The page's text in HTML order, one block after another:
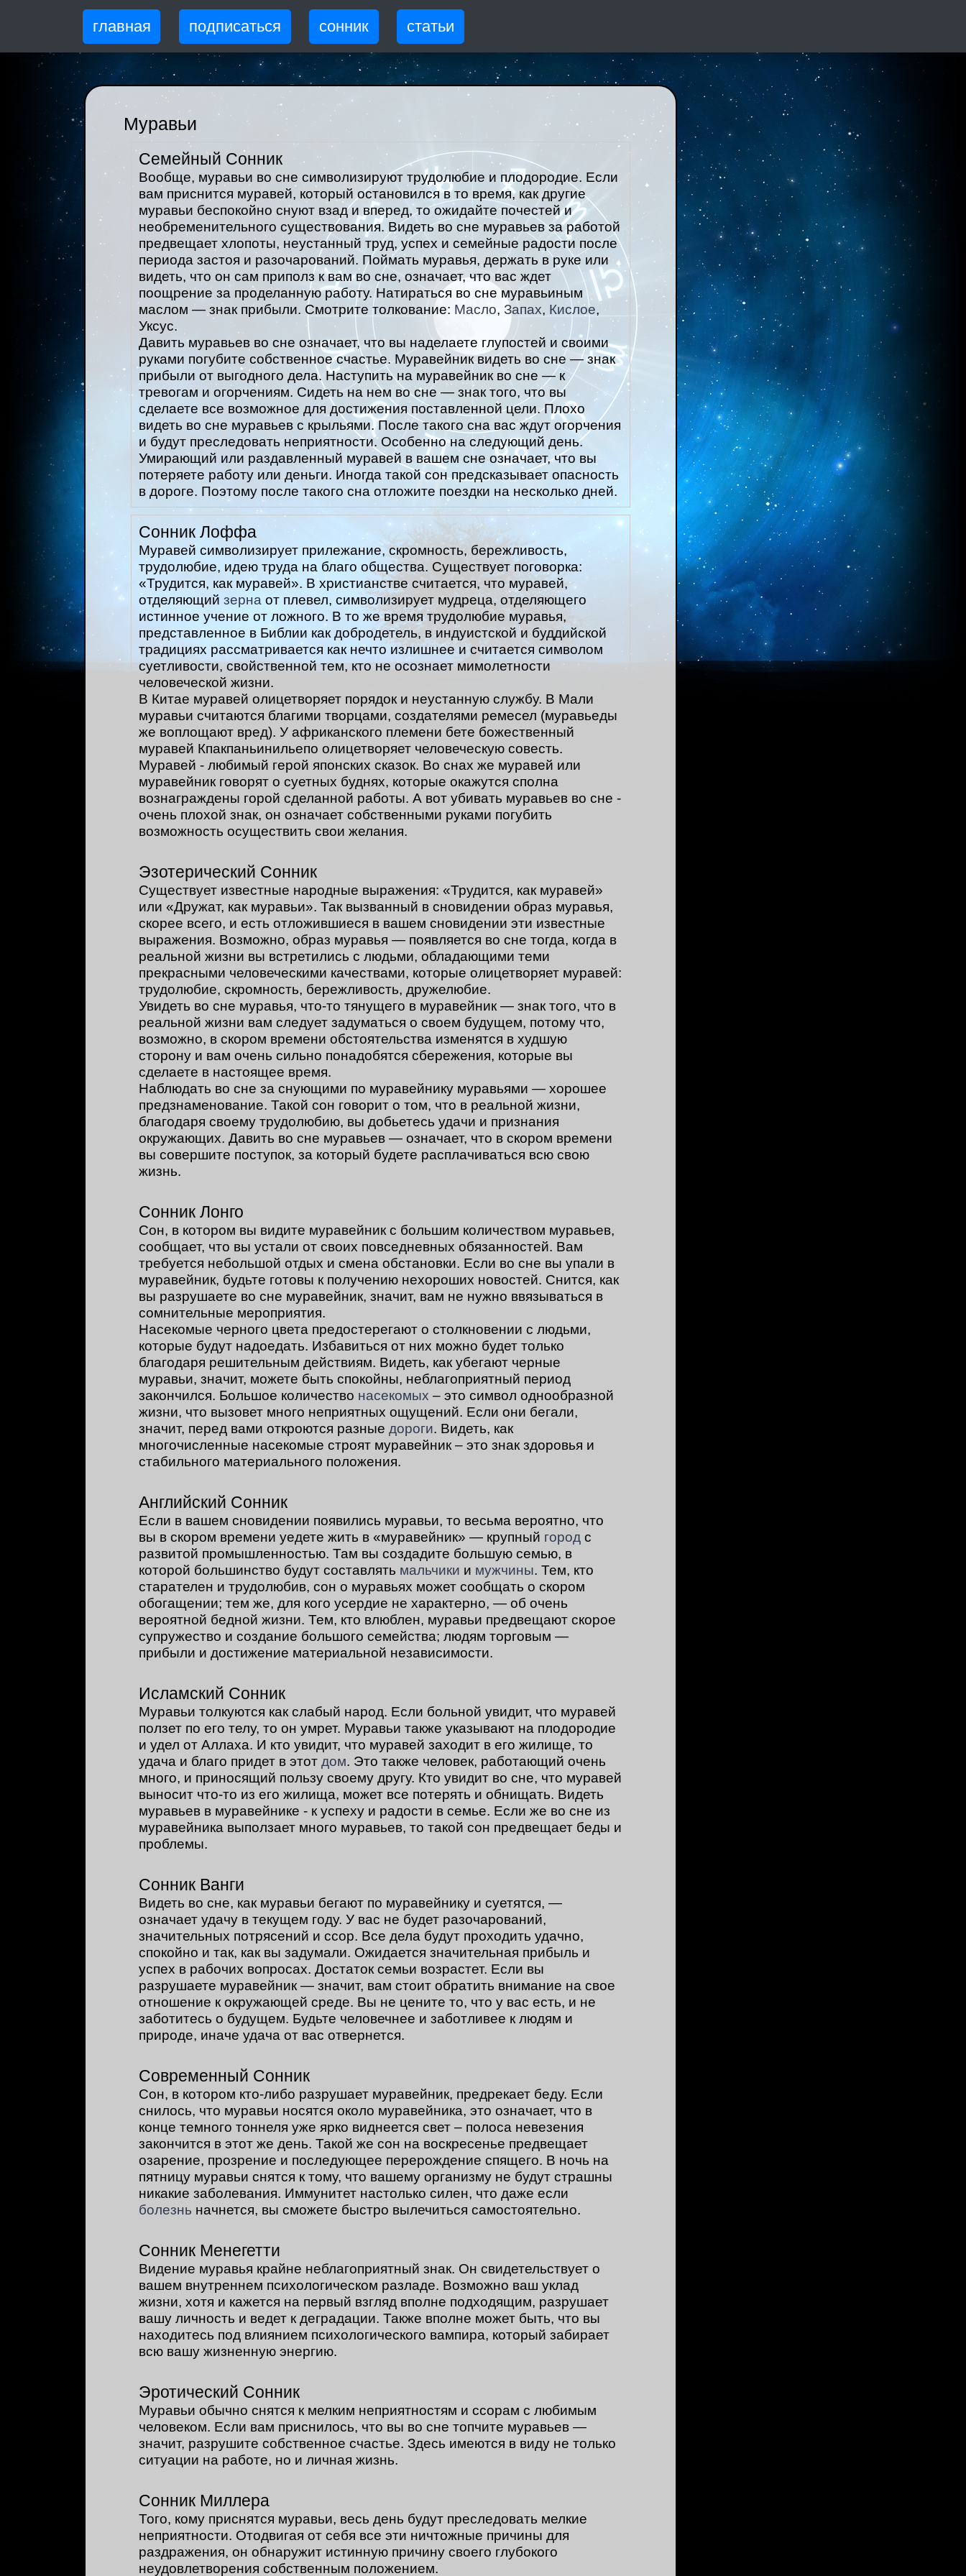
главная подписаться сонник статьи
Муравьи
Семейный Сонник
Вообще, муравьи во сне символизируют трудолюбие и плодородие. Если
вам приснится муравей, который остановился в то время, как другие
муравьи беспокойно снуют взад и вперед, то ожидайте почестей и
необременительного существования. Видеть во сне муравьев за работой
предвещает хлопоты, неустанный труд, успех и семейные радости после
периода застоя и разочарований. Поймать муравья, держать в руке или
видеть, что он сам приполз к вам во сне, означает, что вас ждет
поощрение за проделанную работу. Натираться во сне муравьиным
маслом — знак прибыли. Смотрите толкование: Масло,Запах, Кислое,
Уксус.
Давить муравьев во сне означает, что вы наделаете глупостей и своими
руками погубите собственное счастье. Муравейник видеть во сне — знак
прибыли от выгодного дела. Наступить на муравейник во сне — к
тревогам и огорчениям. Сидеть на нем во сне — знак того, что вы
сделаете все возможное для достижения поставленной цели. Плохо
видеть во сне муравьев с крыльями. После такого сна вас ждут огорчения
и будут преследовать неприятности. Особенно на следующий день.
Умирающий или раздавленный муравей в вашем сне означает, что вы
потеряете работу или деньги. Иногда такой сон предсказывает опасность
в дороге. Поэтому после такого сна отложите поездки на несколько дней.
Сонник Лоффа
Муравей символизирует прилежание, скромность, бережливость,
трудолюбие, идею труда на благо общества. Существует поговорка:
«Трудится, как муравей». В христианстве считается, что муравей,
отделяющийзерна от плевел, символизирует мудреца, отделяющего
истинное учение от ложного. В то же время трудолюбие муравья,
представленное в Библии как добродетель, в индуистской и буддийской
традициях рассматривается как нечто излишнее и считается символом
суетливости, свойственной тем, кто не осознает мимолетности
человеческой жизни.
В Китае муравей олицетворяет порядок и неустанную службу. В Мали
муравьи считаются благими творцами, создателями ремесел (муравьеды
же воплощают вред). У африканского племени бете божественный
муравей Кпакпаньинильепо олицетворяет человеческую совесть.
Муравей - любимый герой японских сказок. Во снах же муравей или
муравейник говорят о суетных буднях, которые окажутся сполна
вознаграждены горой сделанной работы. А вот убивать муравьев во сне -
очень плохой знак, он означает собственными руками погубить
возможность осуществить свои желания.
Эзотерический Сонник
Существует известные народные выражения: «Трудится, как муравей»
или «Дружат, как муравьи». Так вызванный в сновидении образ муравья,
скорее всего, и есть отложившиеся в вашем сновидении эти известные
выражения. Возможно, образ муравья — появляется во сне тогда, когда в
реальной жизни вы встретились с людьми, обладающими теми
прекрасными человеческими качествами, которые олицетворяет муравей:
трудолюбие, скромность, бережливость, дружелюбие.
Увидеть во сне муравья, что-то тянущего в муравейник — знак того, что в
реальной жизни вам следует задуматься о своем будущем, потому что,
возможно, в скором времени обстоятельства изменятся в худшую
сторону и вам очень сильно понадобятся сбережения, которые вы
сделаете в настоящее время.
Наблюдать во сне за снующими по муравейнику муравьями — хорошее
предзнаменование. Такой сон говорит о том, что в реальной жизни,
благодаря своему трудолюбию, вы добьетесь удачи и признания
окружающих. Давить во сне муравьев — означает, что в скором времени
вы совершите поступок, за который будете расплачиваться всю свою
жизнь.
Сонник Лонго
Сон, в котором вы видите муравейник с большим количеством муравьев,
сообщает, что вы устали от своих повседневных обязанностей. Вам
требуется небольшой отдых и смена обстановки. Если во сне вы упали в
муравейник, будьте готовы к получению нехороших новостей. Снится, как
вы разрушаете во сне муравейник, значит, вам не нужно ввязываться в
сомнительные мероприятия.
Насекомые черного цвета предостерегают о столкновении с людьми,
которые будут надоедать. Избавиться от них можно будет только
благодаря решительным действиям. Видеть, как убегают черные
муравьи, значит, можете быть спокойны, неблагоприятный период
закончился. Большое количество насекомых – это символ однообразной
жизни, что вызовет много неприятных ощущений. Если они бегали,
значит, перед вами откроются разныедороги. Видеть, как
многочисленные насекомые строят муравейник – это знак здоровья и
стабильного материального положения.
Английский Сонник
Если в вашем сновидении появились муравьи, то весьма вероятно, что
вы в скором времени уедете жить в «муравейник» — крупный город с
развитой промышленностью. Там вы создадите большую семью, в
которой большинство будут составлять мальчики и мужчины. Тем, кто
старателен и трудолюбив, сон о муравьях может сообщать о скором
обогащении; тем же, для кого усердие не характерно, — об очень
вероятной бедной жизни. Тем, кто влюблен, муравьи предвещают скорое
супружество и создание большого семейства; людям торговым —
прибыли и достижение материальной независимости.
Исламский Сонник
Муравьи толкуются как слабый народ. Если больной увидит, что муравей
ползет по его телу, то он умрет. Муравьи также указывают на плодородие
и удел от Аллаха. И кто увидит, что муравей заходит в его жилище, то
удача и благо придет в этотдом. Это также человек, работающий очень
много, и приносящий пользу своему другу. Кто увидит во сне, что муравей
выносит что-то из его жилища, может все потерять и обнищать. Видеть
муравьев в муравейнике - к успеху и радости в семье. Если же во сне из
муравейника выползает много муравьев, то такой сон предвещает беды и
проблемы.
Сонник Ванги
Видеть во сне, как муравьи бегают по муравейнику и суетятся, —
означает удачу в текущем году. У вас не будет разочарований,
значительных потрясений и ссор. Все дела будут проходить удачно,
спокойно и так, как вы задумали. Ожидается значительная прибыль и
успех в рабочих вопросах. Достаток семьи возрастет. Если вы
разрушаете муравейник — значит, вам стоит обратить внимание на свое
отношение к окружающей среде. Вы не цените то, что у вас есть, и не
заботитесь о будущем. Будьте человечнее и заботливее к людям и
природе, иначе удача от вас отвернется.
Современный Сонник
Сон, в котором кто-либо разрушает муравейник, предрекает беду. Если
снилось, что муравьи носятся около муравейника, это означает, что в
конце темного тоннеля уже ярко виднеется свет – полоса невезения
закончится в этот же день. Такой же сон на воскресенье предвещает
озарение, прозрение и последующее перерождение спящего. В ночь на
пятницу муравьи снятся к тому, что вашему организму не будут страшны
никакие заболевания. Иммунитет настолько силен, что даже если
болезнь начнется, вы сможете быстро вылечиться самостоятельно.
Сонник Менегетти
Видение муравья крайне неблагоприятный знак. Он свидетельствует о
вашем внутреннем психологическом разладе. Возможно ваш уклад
жизни, хотя и кажется на первый взгляд вполне подходящим, разрушает
вашу личность и ведет к деградации. Также вполне может быть, что вы
находитесь под влиянием психологического вампира, который забирает
всю вашу жизненную энергию.
Эротический Сонник
Муравьи обычно снятся к мелким неприятностям и ссорам с любимым
человеком. Если вам приснилось, что вы во сне топчите муравьев —
значит, разрушите собственное счастье. Здесь имеются в виду не только
ситуации на работе, но и личная жизнь.
Сонник Миллера
Того, кому приснятся муравьи, весь день будут преследовать мелкие
неприятности. Отодвигая от себя все эти ничтожные причины для
раздражения, он обнаружит истинную причину своего глубокого
неудовлетворения собственным положением.